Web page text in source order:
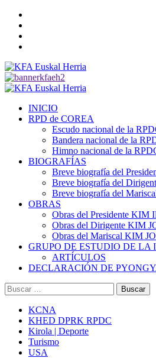
Saltar
contenido
Menú
INICIO
RPD de COREA
Escudo nacional de la
Bandera nacional de la
Himno nacional de la
BIOGRAFÍAS
Breve biografía del
Breve biografía del
Breve biografía del
OBRAS
Obras del Presidente KIM
Obras del Dirigente KIM
Obras del Mariscal KIM
GRUPO DE ESTUDIO DE LA
ARTÍCULOS
DECLARACIÓN DE
Buscar:
KCNA
KHED DPRK RPDC
Kirola | Deporte
Turismo
USA